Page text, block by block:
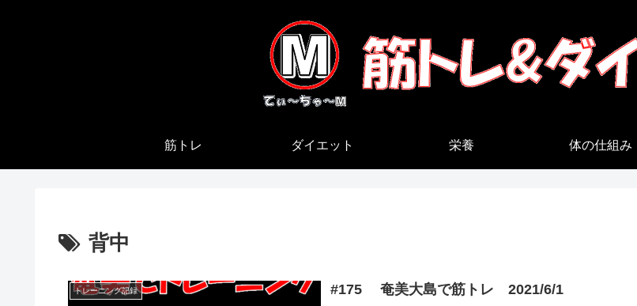
筋トレ ダイエット 栄養 体の仕組み
背中
トレーニング記録 #175 奄美大島で筋トレ 2021/6/1